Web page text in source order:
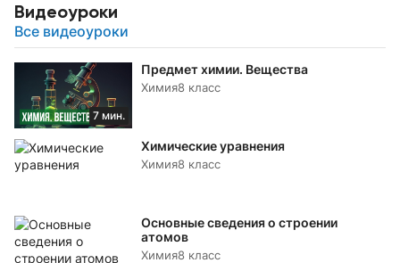
Видеоуроки
Все видеоуроки
7 мин.
Предмет химии. Вещества
Химия8 класс
Химические уравнения
Химия8 класс
Основные сведения о строении
атомов
Химия8 класс